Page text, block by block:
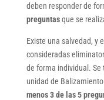
deben responder de
preguntasque se
Existe una salvedad, y
consideradas
de forma individual. Se
unidad de
menos 3 de las 5